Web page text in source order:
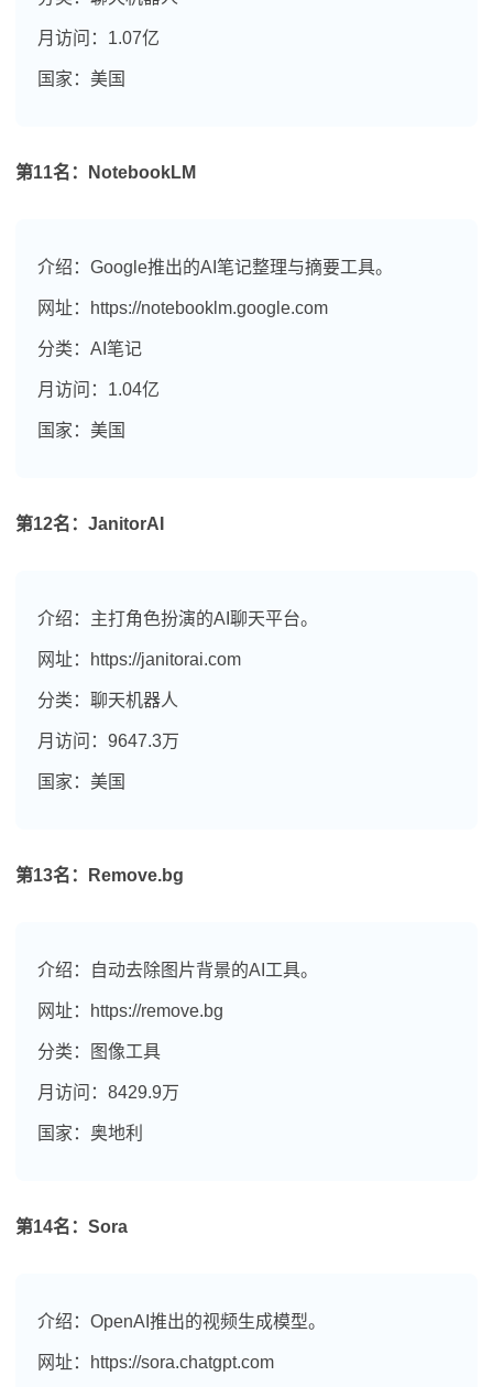
月访问：1.07亿
国家：美国
第11名：NotebookLM
介绍：Google推出的AI笔记整理与摘要工具。
网址：https://notebooklm.google.com
分类：AI笔记
月访问：1.04亿
国家：美国
第12名：JanitorAI
介绍：主打角色扮演的AI聊天平台。
网址：https://janitorai.com
分类：聊天机器人
月访问：9647.3万
国家：美国
第13名：Remove.bg
介绍：自动去除图片背景的AI工具。
网址：https://remove.bg
分类：图像工具
月访问：8429.9万
国家：奥地利
第14名：Sora
介绍：OpenAI推出的视频生成模型。
网址：https://sora.chatgpt.com